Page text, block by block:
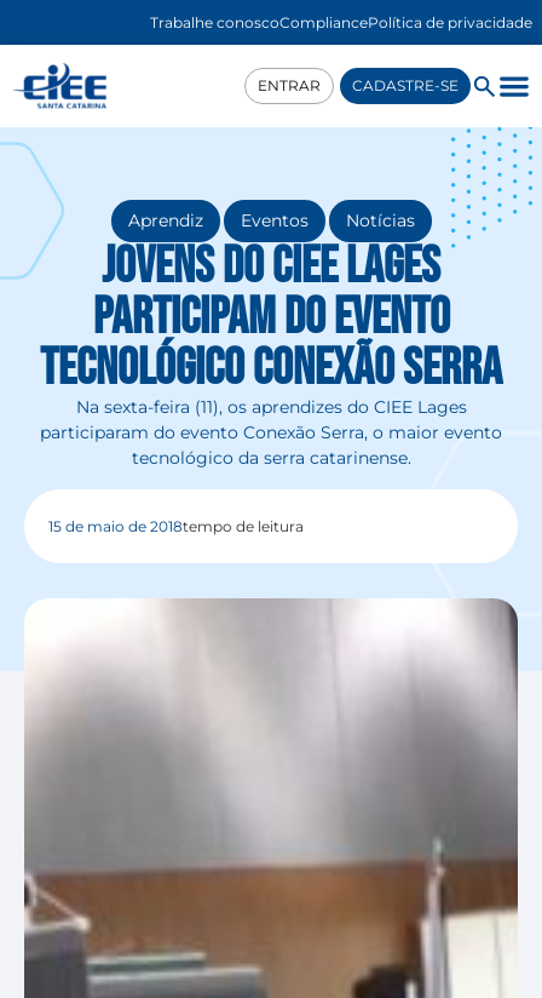
Trabalhe conoscoCompliancePolítica de privacidade
ENTRAR CADASTRE-SE
Aprendiz , Eventos , Notícias
Jovens do CIEE Lages
participam do evento
tecnológico Conexão Serra
Na sexta-feira (11), os aprendizes do CIEE Lages
participaram do evento Conexão Serra, o maior evento
tecnológico da serra catarinense.
15 de maio de 2018tempo de leitura